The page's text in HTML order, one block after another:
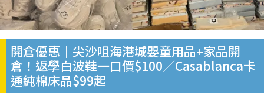
開倉優惠｜尖沙咀海港城嬰童用品+家品開
倉！返學白波鞋一口價$100／Casablanca卡
通純棉床品$99起